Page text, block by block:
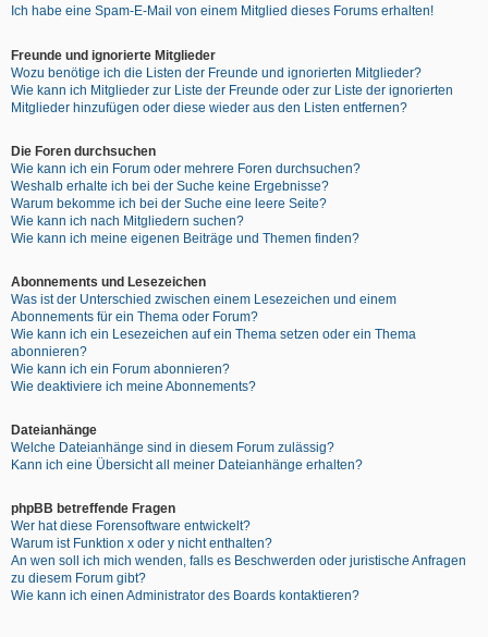
Ich habe eine Spam-E-Mail von einem Mitglied dieses Forums erhalten!
Freunde und ignorierte Mitglieder
Wozu benötige ich die Listen der Freunde und ignorierten Mitglieder?
Wie kann ich Mitglieder zur Liste der Freunde oder zur Liste der ignorierten
Mitglieder hinzufügen oder diese wieder aus den Listen entfernen?
Die Foren durchsuchen
Wie kann ich ein Forum oder mehrere Foren durchsuchen?
Weshalb erhalte ich bei der Suche keine Ergebnisse?
Warum bekomme ich bei der Suche eine leere Seite?
Wie kann ich nach Mitgliedern suchen?
Wie kann ich meine eigenen Beiträge und Themen finden?
Abonnements und Lesezeichen
Was ist der Unterschied zwischen einem Lesezeichen und einem
Abonnements für ein Thema oder Forum?
Wie kann ich ein Lesezeichen auf ein Thema setzen oder ein Thema
abonnieren?
Wie kann ich ein Forum abonnieren?
Wie deaktiviere ich meine Abonnements?
Dateianhänge
Welche Dateianhänge sind in diesem Forum zulässig?
Kann ich eine Übersicht all meiner Dateianhänge erhalten?
phpBB betreffende Fragen
Wer hat diese Forensoftware entwickelt?
Warum ist Funktion x oder y nicht enthalten?
An wen soll ich mich wenden, falls es Beschwerden oder juristische Anfragen
zu diesem Forum gibt?
Wie kann ich einen Administrator des Boards kontaktieren?